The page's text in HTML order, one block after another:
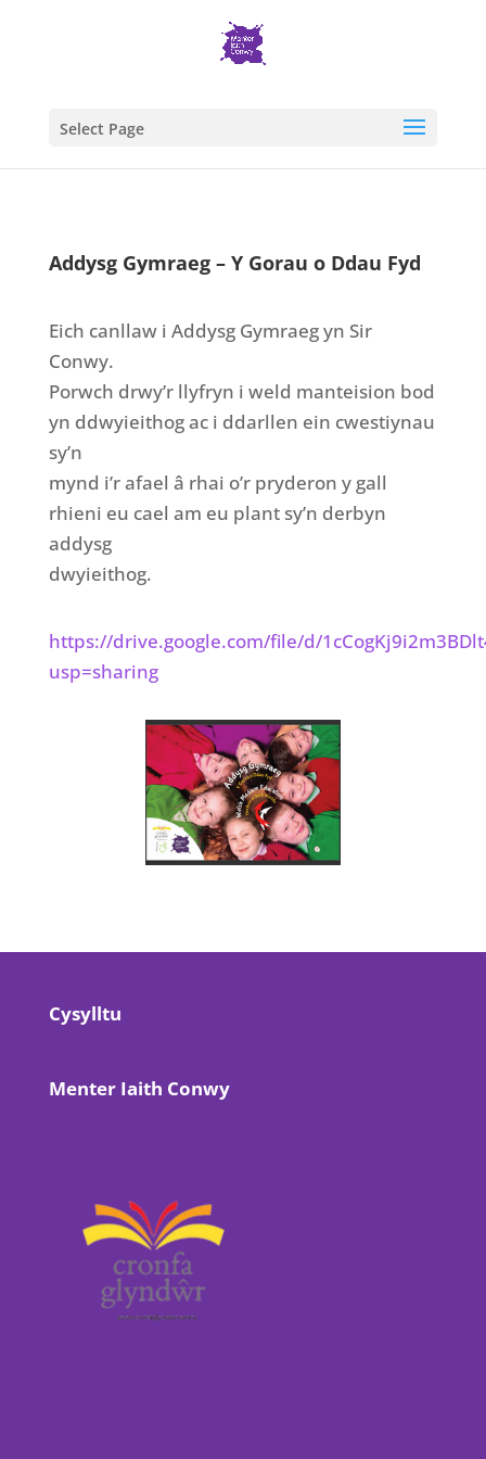
Select Page
Addysg Gymraeg – Y Gorau o Ddau Fyd
Eich canllaw i Addysg Gymraeg yn Sir
Conwy.
Porwch drwy’r llyfryn i weld manteision bod
yn ddwyieithog ac i ddarllen ein cwestiynau
sy’n
mynd i’r afael â rhai o’r pryderon y gall
rhieni eu cael am eu plant sy’n derbyn
addysg
dwyieithog.
https://drive.google.com/file/d/
usp=sharing
Cysylltu
Menter Iaith Conwy